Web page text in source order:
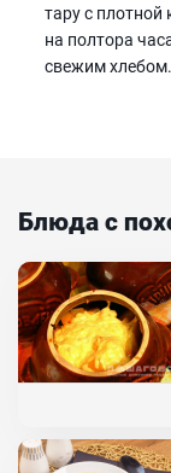
тару с
на полтора
свежим
Блюда с
Азу - это
картошкой и
в горшочках,
вкуснее.